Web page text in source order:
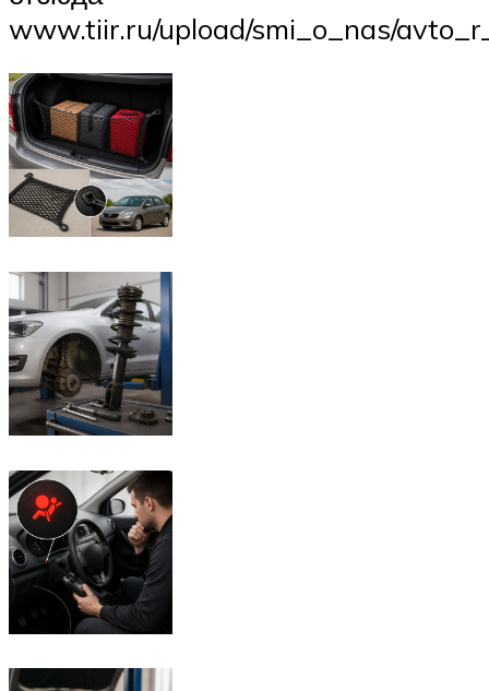
www.tiir.ru/upload/smi_o_nas/